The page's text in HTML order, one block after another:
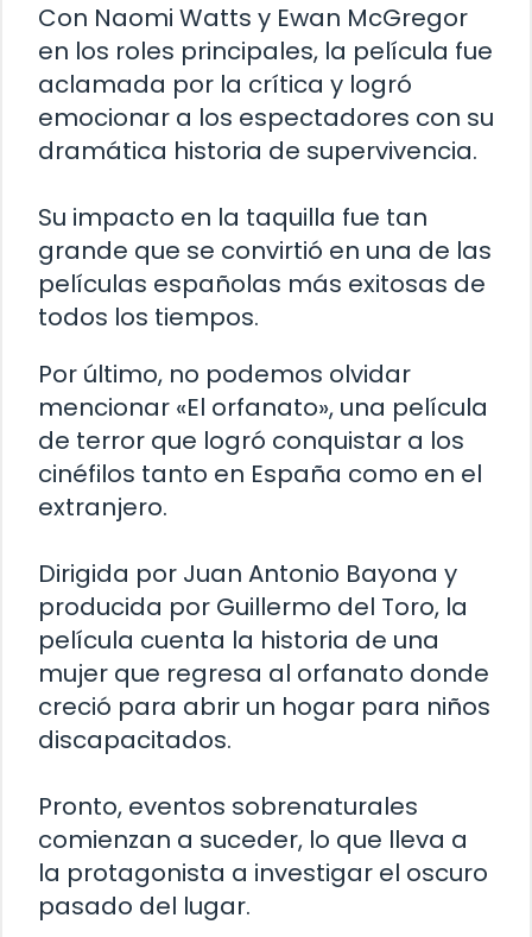
Con Naomi Watts y Ewan McGregor
en los roles principales, la película fue
aclamada por la crítica y logró
emocionar a los espectadores con su
dramática historia de supervivencia.
Su impacto en la taquilla fue tan
grande que se convirtió en una de las
películas españolas más exitosas de
todos los tiempos.
Por último, no podemos olvidar
mencionar «El orfanato», una película
de terror que logró conquistar a los
cinéfilos tanto en España como en el
extranjero.
Dirigida por Juan Antonio Bayona y
producida por Guillermo del Toro, la
película cuenta la historia de una
mujer que regresa al orfanato donde
creció para abrir un hogar para niños
discapacitados.
Pronto, eventos sobrenaturales
comienzan a suceder, lo que lleva a
la protagonista a investigar el oscuro
pasado del lugar.